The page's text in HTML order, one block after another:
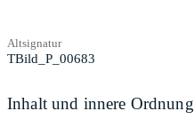
Altsignatur
TBild_P_00683
Inhalt und innere Ordnung